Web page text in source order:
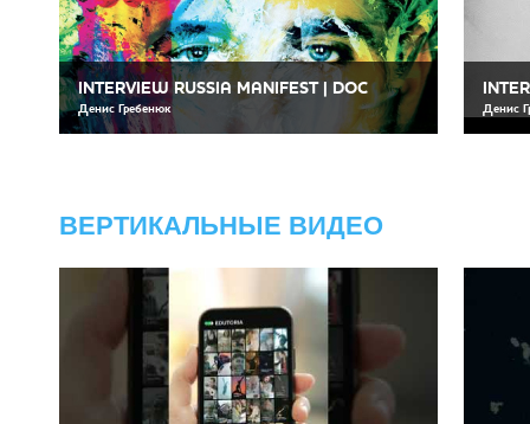
INTERVIEW RUSSIA MANIFEST | DOC
Денис Гребенюк Денис
ВЕРТИКАЛЬНЫЕ ВИДЕО